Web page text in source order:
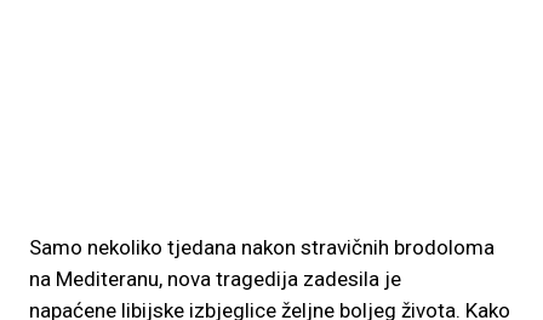
Samo nekoliko tjedana nakon stravičnih brodoloma
na Mediteranu, nova tragedija zadesila je
napaćene libijske izbjeglice željne boljeg života. Kako